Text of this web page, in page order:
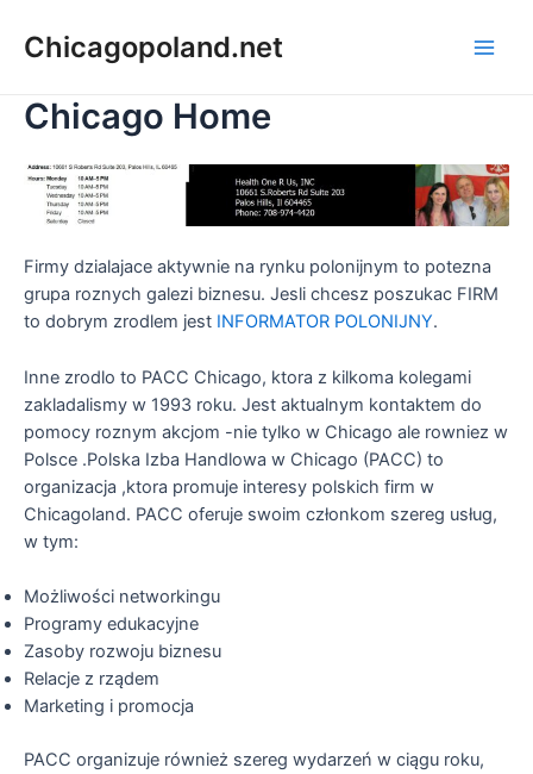
Chicagopoland.net
Chicago Home
Firmy dzialajace aktywnie na rynku polonijnym to potezna
grupa roznych galezi biznesu. Jesli chcesz poszukac FIRM
to dobrym zrodlem jest INFORMATOR POLONIJNY.
Inne zrodlo to PACC Chicago, ktora z kilkoma kolegami
zakladalismy w 1993 roku. Jest aktualnym kontaktem do
pomocy roznym akcjom -nie tylko w Chicago ale rowniez w
Polsce .Polska Izba Handlowa w Chicago (PACC) to
organizacja ,ktora promuje interesy polskich firm w
Chicagoland. PACC oferuje swoim członkom szereg usług,
w tym:
Możliwości networkingu
Programy edukacyjne
Zasoby rozwoju biznesu
Relacje z rządem
Marketing i promocja
PACC organizuje również szereg wydarzeń w ciągu roku,